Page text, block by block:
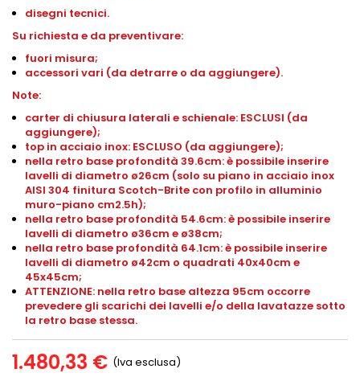
disegni tecnici.
Su richiesta e da preventivare:
fuori misura;
accessori vari (da detrarre o da aggiungere).
Note:
carter di chiusura laterali e schienale: ESCLUSI (da
aggiungere);
top in acciaio inox: ESCLUSO (da aggiungere);
nella retro base profondità 39.6cm: è possibile inserire
lavelli di diametro ø26cm (solo su piano in acciaio inox
AISI 304 finitura Scotch-Brite con profilo in alluminio
muro-piano cm2.5h);
nella retro base profondità 54.6cm: è possibile inserire
lavelli di diametro ø36cm e ø38cm;
nella retro base profondità 64.1cm: è possibile inserire
lavelli di diametro ø42cm o quadrati 40x40cm e
45x45cm;
ATTENZIONE: nella retro base altezza 95cm occorre
prevedere gli scarichi dei lavelli e/o della lavatazze sotto
la retro base stessa.
1.480,33 € (Iva esclusa)